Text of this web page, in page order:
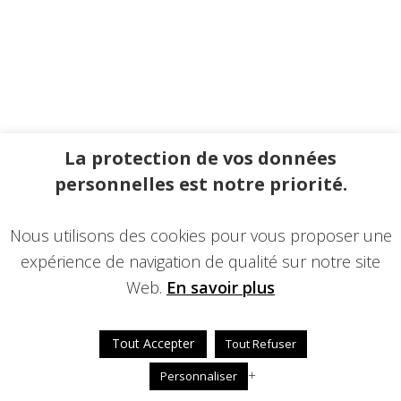
La protection de vos données
personnelles est notre priorité.
Nous utilisons des cookies pour vous proposer une
expérience de navigation de qualité sur notre site
Web. En savoir plus
Tout Accepter
Tout Refuser
Personnaliser
+